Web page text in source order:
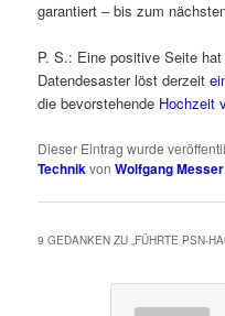
garantiert – bis zum
P. S.: Eine positive Seite
Datendesaster löst derzeit
die bevorstehende Hochzeit
Dieser Eintrag wurde
TechnikvonWolfgang Messer
9 GEDANKEN ZU „FÜHRTE PSN-